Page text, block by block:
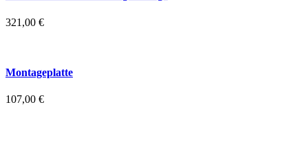
321,00 €
Montageplatte
107,00 €